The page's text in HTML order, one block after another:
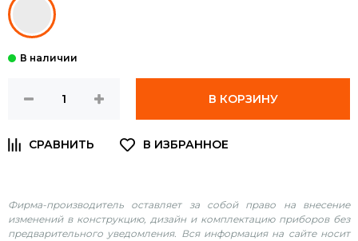
В КОРЗИНУ
Фирма-производитель оставляет за собой право на внесение
изменений в конструкцию, дизайн и комплектацию приборов без
предварительного уведомления. Вся информация на сайте носит